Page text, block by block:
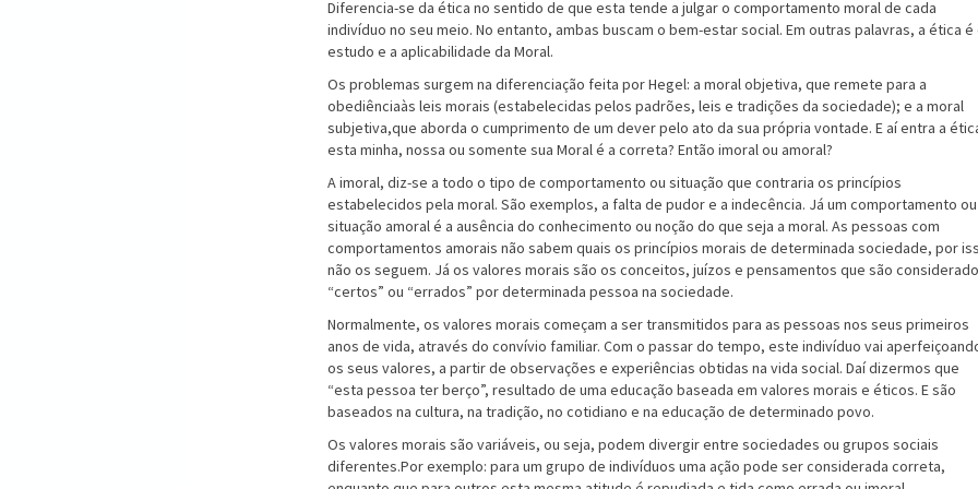
Diferencia-se da ética no sentido de que esta tende a julgar o comportamento moral de cada
indivíduo no seu meio. No entanto, ambas buscam o bem-estar social. Em outras palavras, a ética é
estudo e a aplicabilidade da Moral.
Os problemas surgem na diferenciação feita por Hegel: a moral objetiva, que remete para a
obediênciaàs leis morais (estabelecidas pelos padrões, leis e tradições da sociedade); e a moral
subjetiva,que aborda o cumprimento de um dever pelo ato da sua própria vontade. E aí entra a
esta minha, nossa ou somente sua Moral é a correta? Então imoral ou amoral?
A imoral, diz-se a todo o tipo de comportamento ou situação que contraria os princípios
estabelecidos pela moral. São exemplos, a falta de pudor e a indecência. Já um comportamento ou
situação amoral é a ausência do conhecimento ou noção do que seja a moral. As pessoas com
comportamentos amorais não sabem quais os princípios morais de determinada sociedade, por
não os seguem. Já os valores morais são os conceitos, juízos e pensamentos que são
“certos” ou “errados” por determinada pessoa na sociedade.
Normalmente, os valores morais começam a ser transmitidos para as pessoas nos seus primeiros
anos de vida, através do convívio familiar. Com o passar do tempo, este indivíduo vai
os seus valores, a partir de observações e experiências obtidas na vida social. Daí dizermos que
“esta pessoa ter berço”, resultado de uma educação baseada em valores morais e éticos. E são
baseados na cultura, na tradição, no cotidiano e na educação de determinado povo.
Os valores morais são variáveis, ou seja, podem divergir entre sociedades ou grupos sociais
diferentes.Por exemplo: para um grupo de indivíduos uma ação pode ser considerada correta,